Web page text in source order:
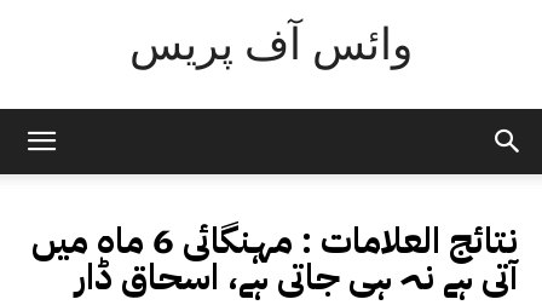
وائس آف پریس
نتائج العلامات : مہنگائی 6 ماہ میں
آتی ہے نہ ہی جاتی ہے، اسحاق ڈار